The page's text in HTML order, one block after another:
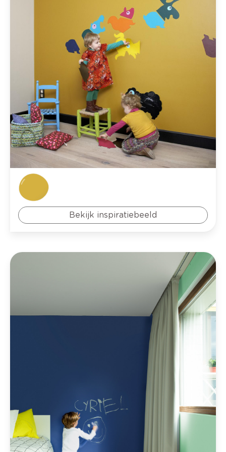
Bekijk inspiratiebeeld